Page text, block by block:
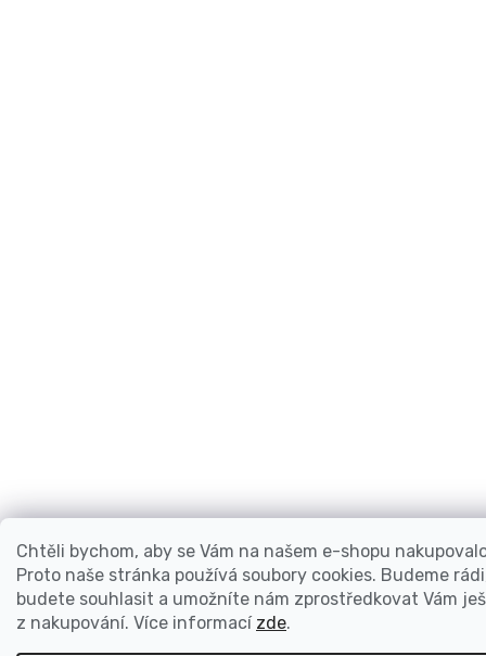
Chtěli bychom, aby se Vám na našem e-shopu
Proto naše stránka používá soubory cookies. Budeme
budete souhlasit a umožníte nám zprostředkovat Vám
z nakupování. Více informací zde.